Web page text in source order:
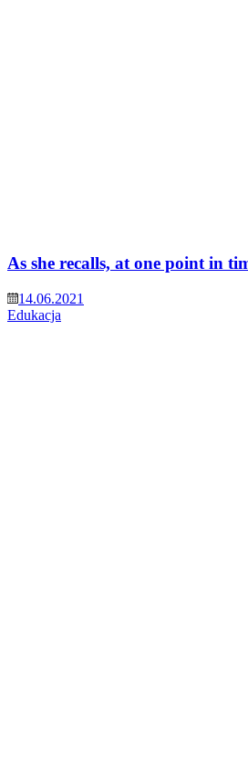
As she recalls, at one point in
14.06.2021
Edukacja